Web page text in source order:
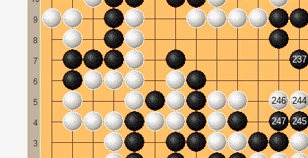
237
244
245
246
247